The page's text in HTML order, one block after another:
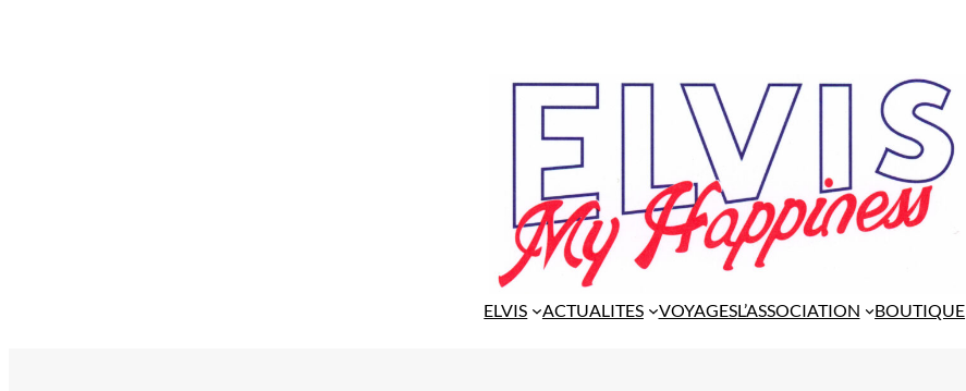
ELVIS ACTUALITES VOYAGESL’ASSOCIATION BOUTIQUE